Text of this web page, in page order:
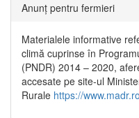
Anunț pentru fermieri
Materialele informative
climă cuprinse în
(PNDR) 2014 – 2020,
accesate pe site-ul
Rurale https://